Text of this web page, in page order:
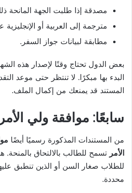
مصدقة إذا طلبت الجهة المانحة
مترجمة إلى العربية أو الإنجليزية
مطابقة لبيانات جواز السفر.
بعض الدول تحتاج وقتًا لإصدار هذه
البدء بها مبكرًا. لا تنتظر حتى موعد
المستند قد يمنعك من إكمال الملف.
سابعًا: موافقة ولي الأمر
من المستندات المذكورة رسميًا أيضًا
الأمر تسمح للطالب بالالتحاق
للطلاب صغار السن أو الذين تنطبق
محددة.